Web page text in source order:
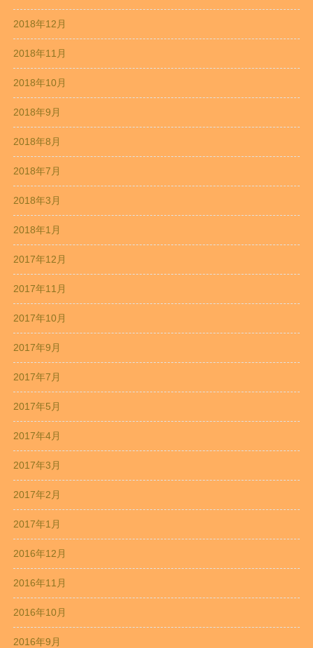
2018年12月
2018年11月
2018年10月
2018年9月
2018年8月
2018年7月
2018年3月
2018年1月
2017年12月
2017年11月
2017年10月
2017年9月
2017年7月
2017年5月
2017年4月
2017年3月
2017年2月
2017年1月
2016年12月
2016年11月
2016年10月
2016年9月